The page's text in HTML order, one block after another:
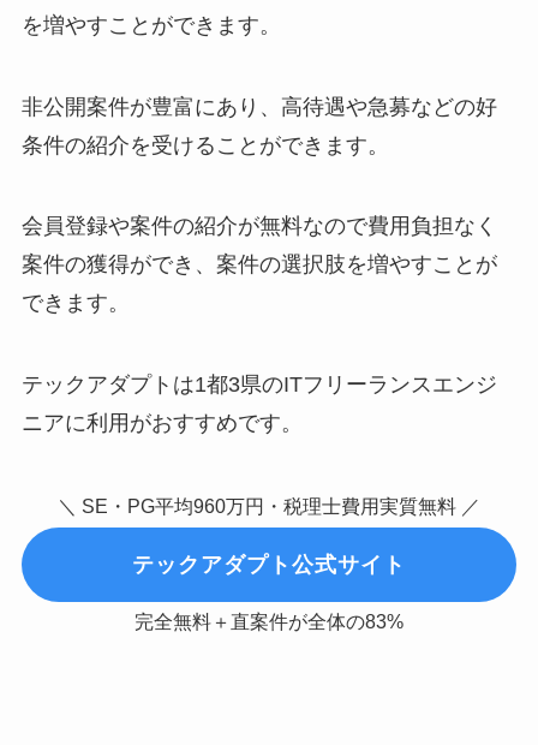
を増やすことができます。
非公開案件が豊富にあり、高待遇や急募などの好
条件の紹介を受けることができます。
会員登録や案件の紹介が無料なので費用負担なく
案件の獲得ができ、案件の選択肢を増やすことが
できます。
テックアダプトは1都3県のITフリーランスエンジ
ニアに利用がおすすめです。
＼ SE・PG平均960万円・税理士費用実質無料 ／
テックアダプト公式サイト
完全無料＋直案件が全体の83%